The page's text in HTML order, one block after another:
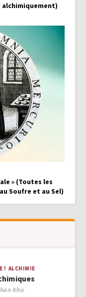
alchimiquement)
» (Toutes les
Soufre et au Sel)
! ALCHIMIE
Khu